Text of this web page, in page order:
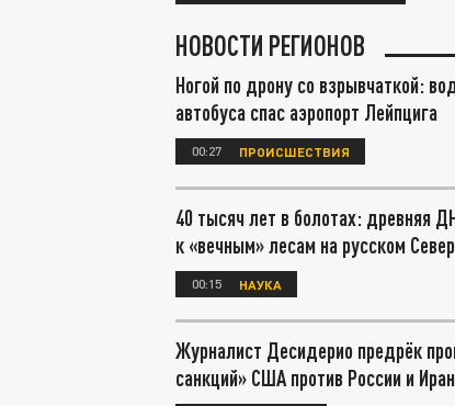
НОВОСТИ РЕГИОНОВ
Ногой по дрону со взрывчаткой:
автобуса спас аэропорт Лейпцига
00:27 ПРОИСШЕСТВИЯ
40 тысяч лет в болотах: древняя
к «вечным» лесам на русском
00:15 НАУКА
Журналист Десидерио предрёк
санкций» США против России и